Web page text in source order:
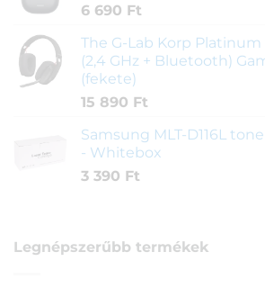
6 690 Ft
The G-Lab Korp
(2,4 GHz + Bluetooth)
(fekete)
15 890 Ft
Samsung MLT-D116L
- Whitebox
3 390 Ft
Legnépszerűbb termékek